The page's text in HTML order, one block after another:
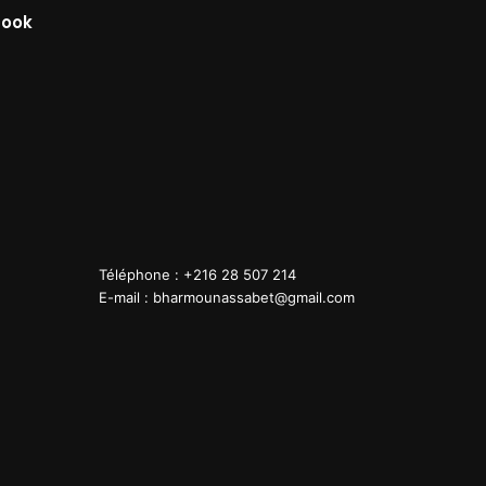
Téléphone : +216 28 507 214
E-mail : bharmounassabet@gmail.com